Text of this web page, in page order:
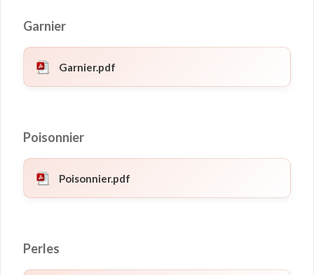
Garnier
Garnier.pdf
Poisonnier
Poisonnier.pdf
Perles